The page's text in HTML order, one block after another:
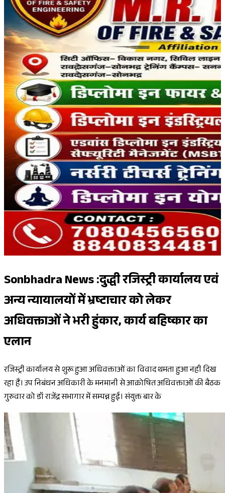
Sonbhadra News :दुद्धी रजिस्ट्री कार्यालय एवं
अन्य न्यायालयों में भ्रष्टाचार को लेकर
अधिवक्ताओं ने भरी हुंकार, कार्य बहिष्कार का
एलान
रजिस्ट्री कार्यालय से शुरू हुआ अधिवक्ताओं का विवाद थमता हुआ नही दिख
रहा हैं। उप निबंधन अधिकारी के मनमानी से आक्रोषित अधिवक्ताओं की बैठक
गुरुवार को डॉ राजेंद्र सभागार में सम्पन्न हुई। संयुक्त बार के